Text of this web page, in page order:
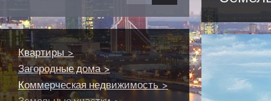
Квартиры >
Загородные дома >
Коммерческая недвижимость >